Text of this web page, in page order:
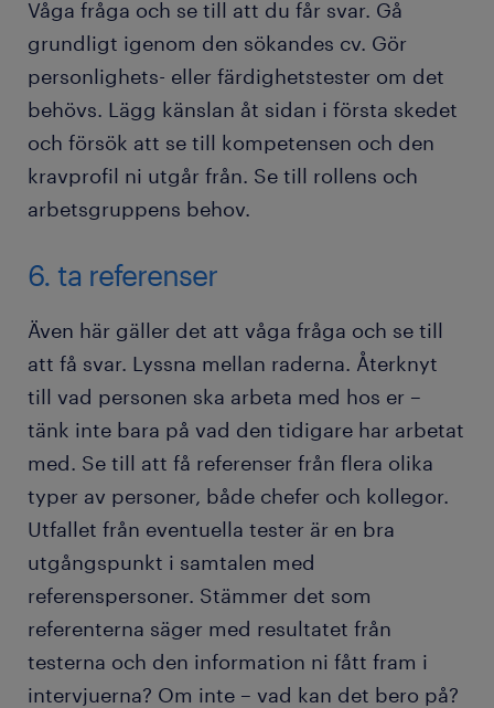
Våga fråga och se till att du får svar. Gå
grundligt igenom den sökandes cv. Gör
personlighets- eller färdighetstester om det
behövs. Lägg känslan åt sidan i första skedet
och försök att se till kompetensen och den
kravprofil ni utgår från. Se till rollens och
arbetsgruppens behov.
6. ta referenser
Även här gäller det att våga fråga och se till
att få svar. Lyssna mellan raderna. Återknyt
till vad personen ska arbeta med hos er –
tänk inte bara på vad den tidigare har arbetat
med. Se till att få referenser från flera olika
typer av personer, både chefer och kollegor.
Utfallet från eventuella tester är en bra
utgångspunkt i samtalen med
referenspersoner. Stämmer det som
referenterna säger med resultatet från
testerna och den information ni fått fram i
intervjuerna? Om inte – vad kan det bero på?